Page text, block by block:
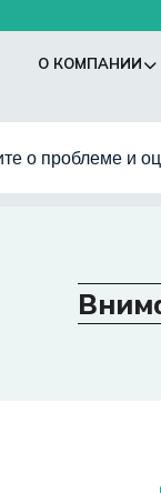
О КОМПАНИИ
о проблеме и